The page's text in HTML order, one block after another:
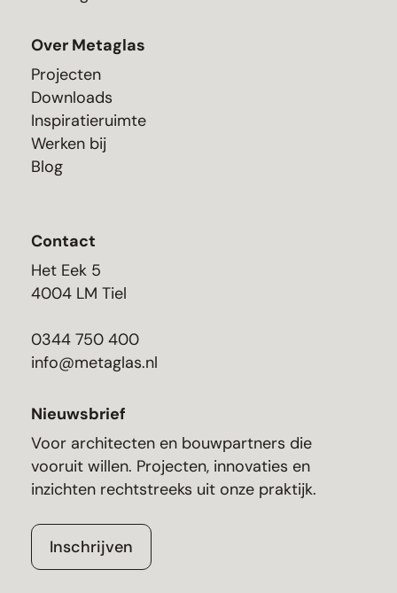
Over Metaglas
Projecten
Downloads
Inspiratieruimte
Werken bij
Blog
Contact
Het Eek 5
4004 LM Tiel
0344 750 400
info@metaglas.nl
Nieuwsbrief
Voor architecten en bouwpartners die
vooruit willen. Projecten, innovaties en
inzichten rechtstreeks uit onze praktijk.
Inschrijven